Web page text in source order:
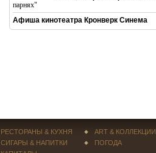
парнях"
Афиша кинотеатра Кронверк Синема
РЕСТОРАНЫ & КУХНЯ
СИГАРЫ & НАПИТКИ
ART & КОЛЛЕКЦИИ
ПОГОДА